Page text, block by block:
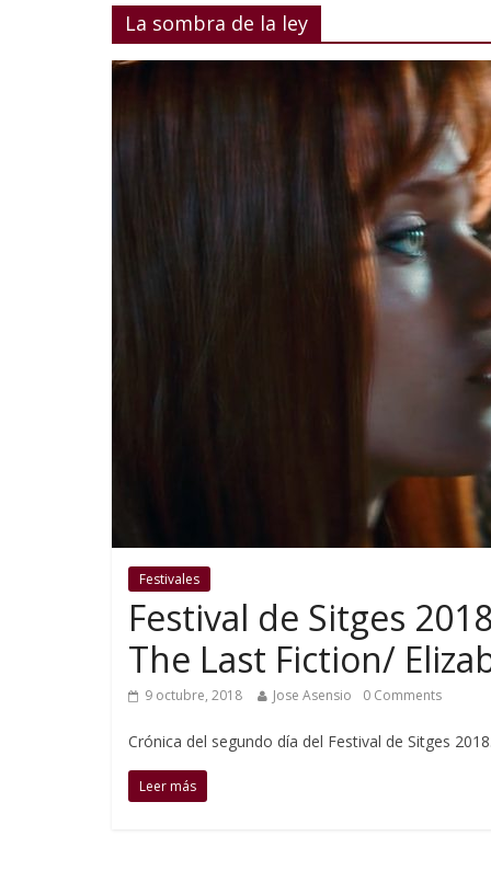
La sombra de la ley
Festivales
Festival de Sitges
The Last Fiction/
9 octubre, 2018 Jose Asensio 0 Comments
Crónica del segundo día del Festival de Sitges 2018.
Leer más